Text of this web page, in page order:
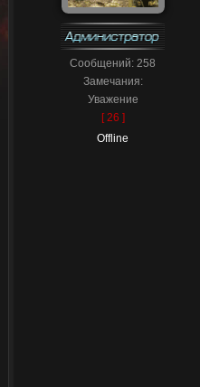
Сообщений: 258
Замечания:
Уважение
[ 26 ]
Offline